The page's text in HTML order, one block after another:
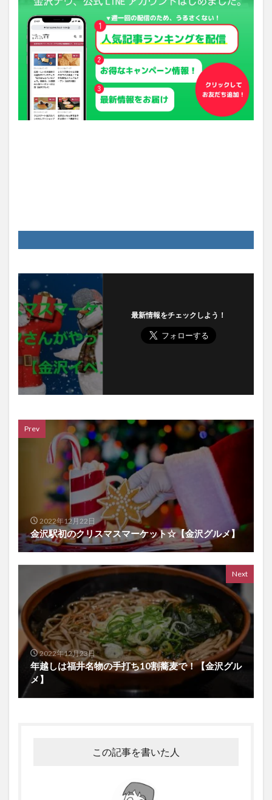
最新情報をチェックしよう！
Prev
2022年12月22日
金沢駅初のクリスマスマーケット☆【金沢グルメ】
Next
2022年12月23日
年越しは福井名物の手打ち10割蕎麦で！【金沢グル
メ】
この記事を書いた人